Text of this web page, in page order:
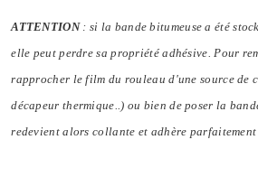
ATTENTION: si la bande bitumeuse a été
elle peut perdre sa propriété adhésive. Pour
rapprocher le film du rouleau d'une source de
décapeur thermique..) ou bien de poser la
redevient alors collante et adhère